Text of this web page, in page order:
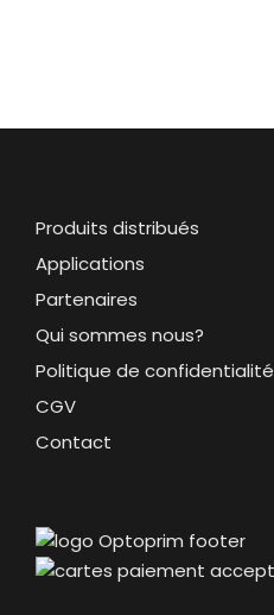
Produits distribués
Applications
Partenaires
Qui sommes nous?
Politique de confidentialité
CGV
Contact